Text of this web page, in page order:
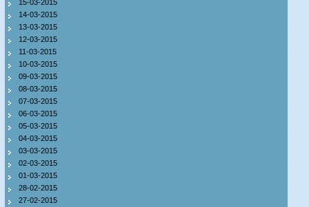
15-03-2015
14-03-2015
13-03-2015
12-03-2015
11-03-2015
10-03-2015
09-03-2015
08-03-2015
07-03-2015
06-03-2015
05-03-2015
04-03-2015
03-03-2015
02-03-2015
01-03-2015
28-02-2015
27-02-2015